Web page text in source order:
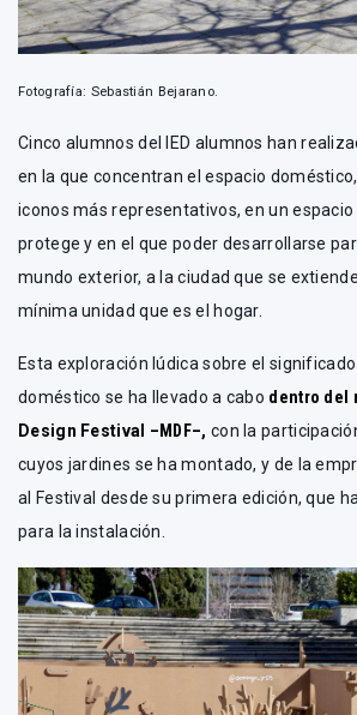
Fotografía: Sebastián Bejarano.
Cinco alumnos del IED alumnos han
en la que concentran el espacio
iconos más representativos, en un
protege y en el que poder desarrollarse
mundo exterior, a la ciudad que se
mínima unidad que es el hogar.
Esta exploración lúdica sobre el
doméstico se ha llevado a cabo dentro del
Design Festival –MDF–, con la
cuyos jardines se ha montado, y de la
al Festival desde su primera edición, que
para la instalación.